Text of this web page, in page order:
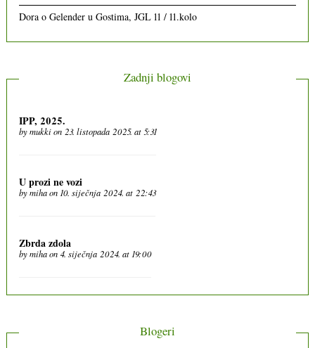
Dora oGelender u Gostima, JGL 11 / 11.kolo
Zadnji blogovi
IPP, 2025.
bymukkion 23. listopada 2025. at 5:31
U prozi ne vozi
bymihaon 10. siječnja 2024. at 22:43
Zbrda zdola
bymihaon 4. siječnja 2024. at 19:00
Blogeri